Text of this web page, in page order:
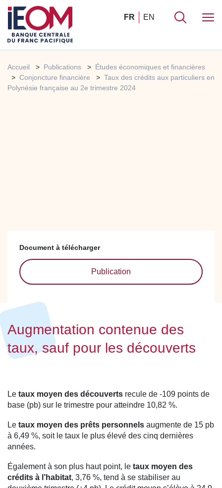
FR EN
Accueil Publications
Études économiques et financières
Conjoncture financière
Taux des crédits aux particuliers en
Polynésie française au 2e trimestre 2024
Document à télécharger
Publication
Le taux moyen des découverts recule de -109 points de
base (pb) sur le trimestre pour atteindre 10,82 %.
Le taux moyen des prêts personnels augmente de 15 pb
à 6,49 %, soit le taux le plus élevé des cinq dernières
années.
Également à son plus haut point, le taux moyen des
crédits à l’habitat, 3,76 %, tend à se stabiliser au
Augmentation contenue des
taux, sauf pour les découverts